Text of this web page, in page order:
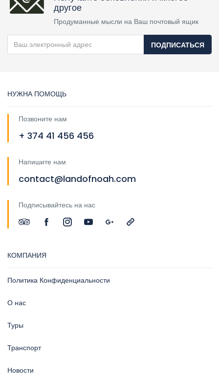
другое
Продуманные мысли на Ваш почтовый ящик
ПОДПИСАТЬСЯ
НУЖНА ПОМОЩЬ
Позвоните нам
+ 374 41 456 456
Напишите нам
contact@landofnoah.com
Подписывайтесь на нас
КОМПАНИЯ
Политика Конфиденциальности
О нас
Туры
Транспорт
Новости